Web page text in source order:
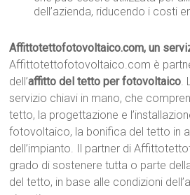
dell’azienda, riducendo i costi
Affittotettofotovoltaico.com, un
Affittotettofotovoltaico.com è
dell’affitto del tetto per fotovoltaico.
servizio chiavi in mano, che
tetto, la progettazione e
fotovoltaico, la bonifica del tetto in
dell’impianto. Il partner di
grado di sostenere tutta o parte
del tetto, in base alle condizioni